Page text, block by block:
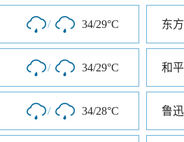
/ 34/29°C 东
/ 34/29°C 和
/ 34/28°C 鲁